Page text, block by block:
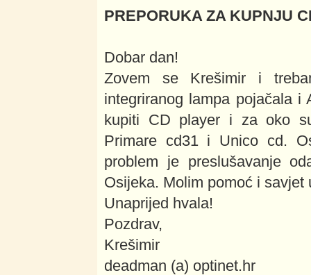
PREPORUKA ZA KUPNJU
Dobar dan!
Zovem se Krešimir i
integriranog lampa pojačala
kupiti CD player i za oko
Primare cd31 i Unico cd.
problem je preslušavanje
Osijeka. Molim pomoć i savjet
Unaprijed hvala!
Pozdrav,
Krešimir
deadman (a) optinet.hr